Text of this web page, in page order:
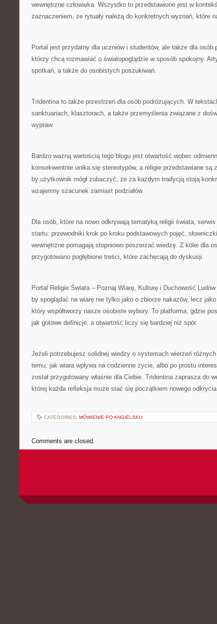
wewnętrzne człowieka. Wszystko to przedstawione jest w
zaznaczeniem, że rytuały należą do konkretnych wyznań, które
Portal jest przydatny dla uczniów i studentów, ale także dla osób
którzy chcą rozmawiać o światopoglądzie w sposób spokojny.
spotkań, a także do osobistych poszukiwań.
Tridentina to także przestrzeń dla osób podróżujących. W
sanktuariach, klasztorach, a także przemyślenia związane z
wypraw.
Bardzo ważną wartością tego blogu jest otwartość wobec
konsekwentnie unika się stereotypów, a religie przedstawiane są
by użytkownik mógł zobaczyć, że za każdym tradycją stoją
wzajemny szacunek zamiast podziałów.
Dla osób, które na nowo odkrywają tematyką religii świata,
startu: przewodniki krok po kroku podstawowych pojęć,
wewnętrzne pomagają stopniowo poszerzać wiedzę. Z kolei dla
przygotowano pogłębione treści, które zachęcają do dyskusji.
Portal Religie Świata – Poznaj Wiarę, Kulturę i Duchowość
by spoglądać na wiarę nie tylko jako o zbiorze nakazów, lecz
który współtworzy nasze osobiste wybory. To platforma, gdzie
jak gotowe definicje, a otwartość liczy się bardziej niż spór.
Jeżeli potrzebujesz solidnej wiedzy o systemach wierzeń
temu, jak wiara wpływa na codzienne życie, albo po prostu
został przygotowany właśnie dla Ciebie. Tridentina zaprasza do
której każda refleksja może stać się początkiem nowego
CATEGORIES: MÓWIENIE PO ANGIELSKU
Comments are closed.